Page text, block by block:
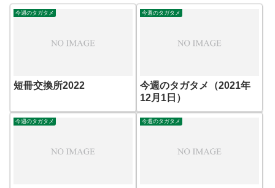
今週のタガタメ
短冊交換所2022
今週のタガタメ
今週のタガタメ（2021年
12月1日）
今週のタガタメ 今週のタガタメ